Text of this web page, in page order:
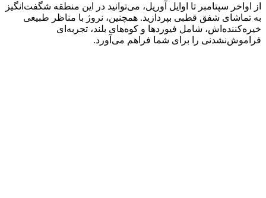
از اواخر سپتامبر تا اوایل آوریل، می‌توانید در این منطقه شگفت‌انگیز
به تماشای شفق قطبی بپردازید. همچنین، نروژ با مناظر طبیعی
خیره‌کننده‌اش، شامل فیوردها و کوه‌های بلند، تجربه‌ای
فراموش‌نشدنی را برای شما فراهم می‌آورد.